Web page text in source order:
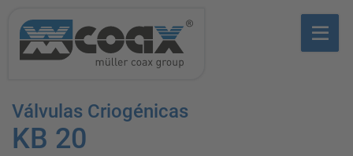
Válvulas Criogénicas
KB 20